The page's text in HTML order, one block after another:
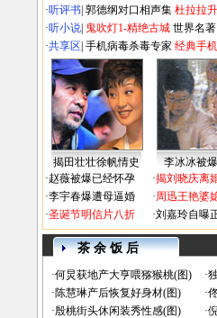
·听评书 郭德纲对口相声集 杜拉拉
·听小说 鬼吹灯1-精绝古城 世界名著
·共享区 手机病毒杀毒专家 经典手
揭田壮壮徐帆情史 李冰冰被
·赵薇被爆已经怀孕
·李宇春爆遭母逼婚
·圣诞节明信片八折
·揭刘晓庆离
·周迅王艳婆
·刘嘉玲自曝
茶 余 饭 后
·何炅获地产大亨喂猕猴桃(图) ·
·陈慧琳产后恢复好身材(图) ·
·殷桃街头休闲装秀性感(图) ·